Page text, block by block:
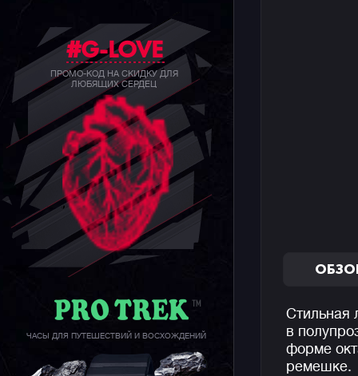
#G-LOVE
ПРОМО-КОД НА СКИДКУ ДЛЯ
ЛЮБЯЩИХ СЕРДЕЦ
ЧАСЫ ДЛЯ ПУТЕШЕСТВИЙ И ВОСХОЖДЕНИЙ
Стильная
в
форме
ремешке.